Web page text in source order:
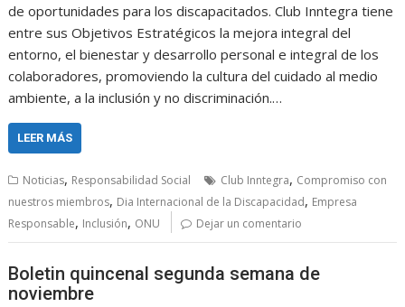
de oportunidades para los discapacitados. Club Inntegra tiene
entre sus Objetivos Estratégicos la mejora integral del
entorno, el bienestar y desarrollo personal e integral de los
colaboradores, promoviendo la cultura del cuidado al medio
ambiente, a la inclusión y no discriminación.…
LEER MÁS
Noticias, Responsabilidad Social Club Inntegra, Compromiso con
nuestros miembros, Dia Internacional de la Discapacidad, Empresa
Responsable, Inclusión, ONU Dejar un comentario
Boletin quincenal segunda semana de
noviembre